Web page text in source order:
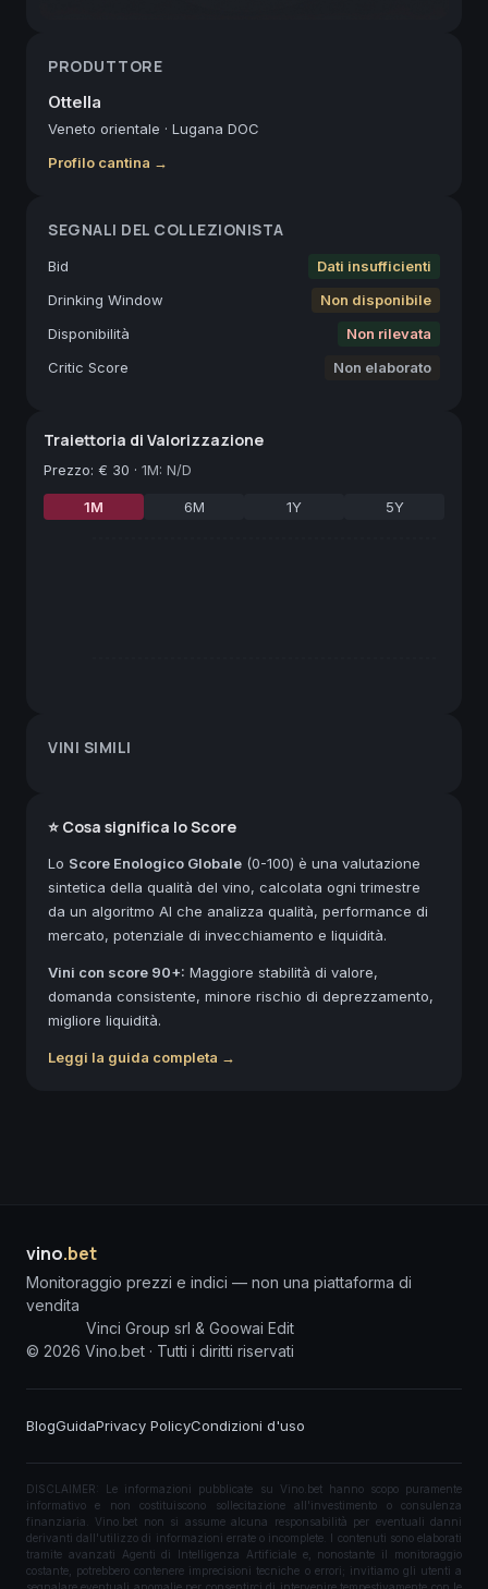
PRODUTTORE
Ottella
Veneto orientale · Lugana DOC
Profilo cantina →
SEGNALI DEL COLLEZIONISTA
Bid
Dati insufficienti
Drinking Window
Non disponibile
Disponibilità
Non rilevata
Critic Score
Non elaborato
Traiettoria di Valorizzazione
Prezzo: € 30 · 1M: N/D
1M 6M 1Y 5Y
VINI SIMILI
⭐ Cosa significa lo Score
Lo Score Enologico Globale (0-100) è una valutazione
sintetica della qualità del vino, calcolata ogni trimestre
da un algoritmo AI che analizza qualità, performance di
mercato, potenziale di invecchiamento e liquidità.
Vini con score 90+: Maggiore stabilità di valore,
domanda consistente, minore rischio di deprezzamento,
migliore liquidità.
Leggi la guida completa →
vino.bet
Monitoraggio prezzi e indici — non una piattaforma di
vendita
Vinci Group srl & Goowai Edit
© 2026 Vino.bet · Tutti i diritti riservati
BlogGuidaPrivacy PolicyCondizioni d'uso
DISCLAIMER: Le informazioni pubblicate su Vino.bet hanno scopo puramente
informativo e non costituiscono sollecitazione all'investimento o consulenza
finanziaria. Vino.bet non si assume alcuna responsabilità per eventuali danni
derivanti dall'utilizzo di informazioni errate o incomplete. I contenuti sono elaborati
tramite avanzati Agenti di Intelligenza Artificiale e, nonostante il monitoraggio
costante, potrebbero contenere imprecisioni tecniche o errori; invitiamo gli utenti a